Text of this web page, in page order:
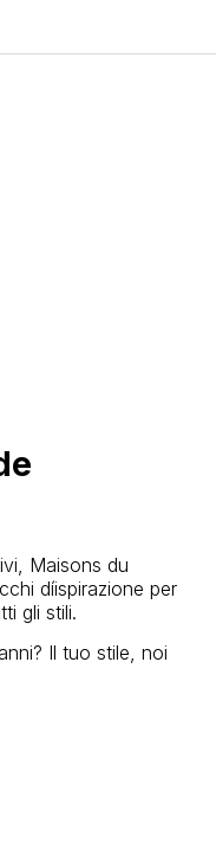
Maisons du
díispirazione per
gli stili.
Il tuo stile, noi